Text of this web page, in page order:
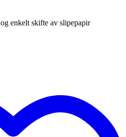
enkelt skifte av slipepapir